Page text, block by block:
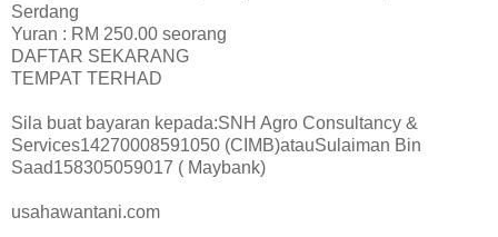
Serdang
Yuran : RM 250.00 seorang
DAFTAR SEKARANG
TEMPAT TERHAD
Sila buat bayaran kepada:SNH Agro Consultancy &
Services14270008591050 (CIMB)atauSulaiman Bin
Saad158305059017 ( Maybank)
usahawantani.com